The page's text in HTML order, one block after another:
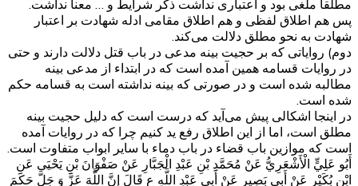
مطلقا ملغی بود و اعتباری نداشت ذکر شرایط و … معنا نداشت.
پس هم اطلاق لفظی و هم اطلاق مقامی ادله شهادت بر اعتبار
شهادت به نحو مطلق دلالت می‌کند.
دوم) روایاتی که بر حجیت بینه مدعی در باب قتل دلالت دارند و حتی
در روایات قسامه همین آمده است که در ابتداء از مدعی بینه
مطالبه شده است و در صورتی که بینه نداشته است به قسامه حکم
شده است.
در اینجا اشکالی پیش می‌آید که درست است که دلیل حجیت بینه
مطلق است، اما از این اطلاق رفع ید کنیم چرا که در روایات آمده
است که موازین باب قضاء در باب دماء با سایر ابواب متفاوت است.
أَبُو عَلِيٍّ الْأَشْعَرِيُّ عَنْ مُحَمَّدِ بْنِ عَبْدِ الْجَبَّارِ عَنْ صَفْوَانَ بْنِ يَحْيَى عَنِ
ابْنِ بُكَيْرٍ‌ عَنْ أَبِي بَصِيرٍ عَنْ أَبِي عَبْدِ اللَّهِ ع قَالَ إِنَّ اللَّهَ عَزَّ وَ جَلَّ حَكَمَ